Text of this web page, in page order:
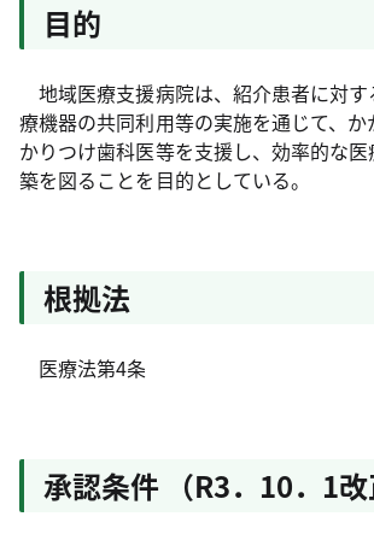
目的
地域医療支援病院は、紹介患者に対
療機器の共同利用等の実施を通じて、
かりつけ歯科医等を支援し、効率的な
築を図ることを目的としている。
根拠法
医療法第4条
承認条件 （R3．10．1改